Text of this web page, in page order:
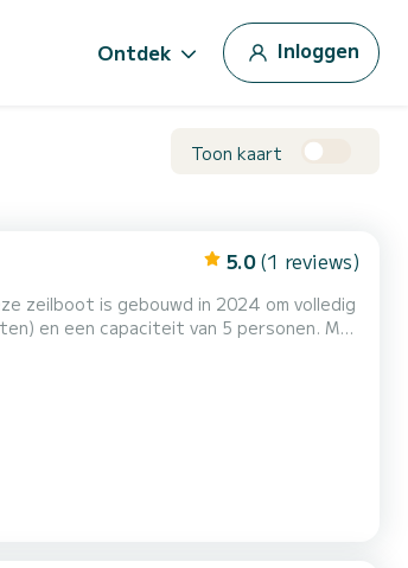
Ontdek Inloggen
Toon kaart
5.0 (1 reviews)
op het water door te brengen in de